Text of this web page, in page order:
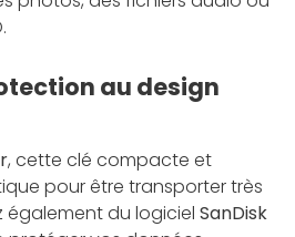
au design
, cette clé compacte et
pour être transporter très
également du logiciel SanDisk